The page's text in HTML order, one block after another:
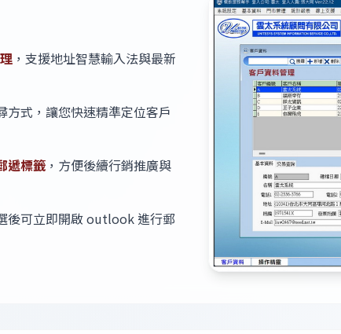
，支援地址智慧輸入法與最新
方式，讓您快速精準定位客戶
遞標籤 ，方便後續行銷推廣與
後可立即開啟 outlook 進行郵